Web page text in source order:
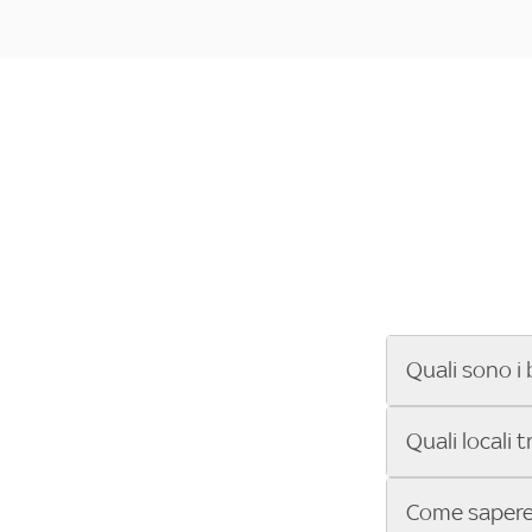
Quali sono i
Se cerchi un
ENILIVE, la
Sky Bar ti
Quali locali
Vuoi sapere
Come